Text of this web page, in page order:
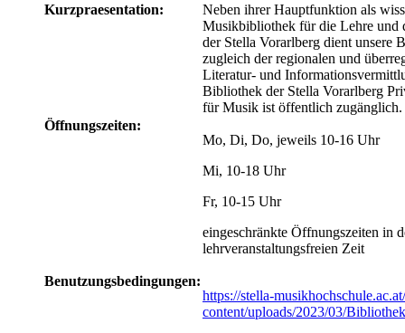
Kurzpraesentation:
Neben ihrer Hauptfunktion als
Musikbibliothek für die Lehre und
der Stella Vorarlberg dient unsere
zugleich der regionalen und
Literatur- und
Bibliothek der Stella Vorarlberg
für Musik ist öffentlich zugänglich.
Öffnungszeiten:
Mo, Di, Do, jeweils 10-16 Uhr
Mi, 10-18 Uhr
Fr, 10-15 Uhr
eingeschränkte Öffnungszeiten in
lehrveranstaltungsfreien Zeit
Benutzungsbedingungen:
https://stella-
content/uploads/2023/03/